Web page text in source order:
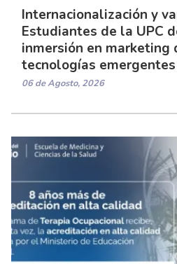
Internacionalización y
Estudiantes de la UPC
inmersión en
tecnologías
06 de Agosto, 2026